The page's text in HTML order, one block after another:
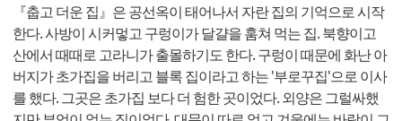
『춥고 더운 집』은 공선옥이 태어나서 자란 집의 기억으로 시작
한다. 사방이 시커멓고 구렁이가 달걀을 훔쳐 먹는 집. 북향이고
산에서 때때로 고라니가 출몰하기도 한다. 구렁이 때문에 화난 아
버지가 초가집을 버리고 블록 집이라고 하는 '부로꾸집'으로 이사
를 했다. 그곳은 초가집 보다 더 험한 곳이었다. 외양은 그럴싸했